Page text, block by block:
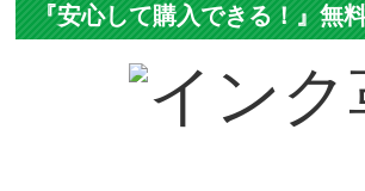
『安心して購入できる！』無